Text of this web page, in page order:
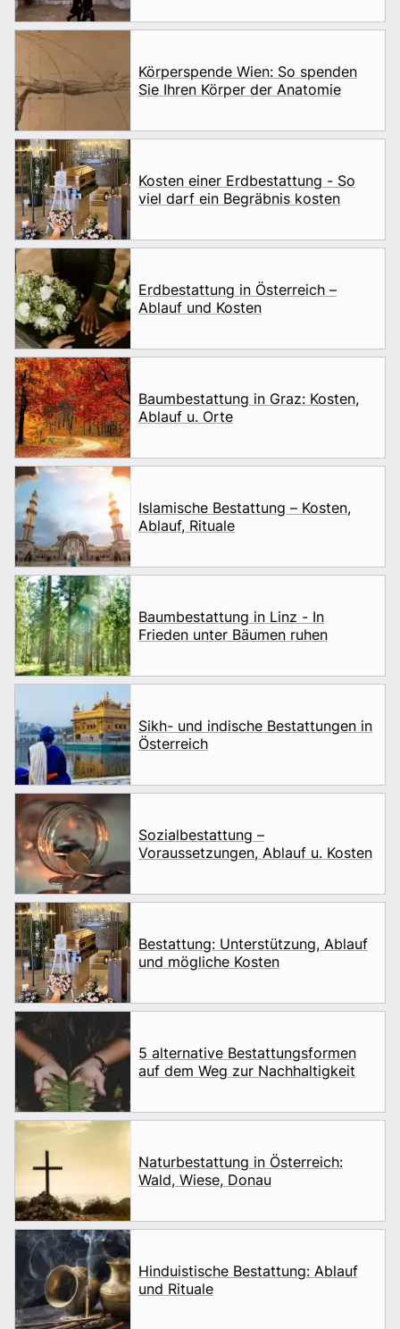
Körperspende Wien: So spenden
Sie Ihren Körper der Anatomie
Kosten einer Erdbestattung - So
viel darf ein Begräbnis kosten
Erdbestattung in Österreich –
Ablauf und Kosten
Baumbestattung in Graz: Kosten,
Ablauf u. Orte
Islamische Bestattung – Kosten,
Ablauf, Rituale
Baumbestattung in Linz - In
Frieden unter Bäumen ruhen
Sikh- und indische Bestattungen in
Österreich
Sozialbestattung –
Voraussetzungen, Ablauf u. Kosten
Bestattung: Unterstützung, Ablauf
und mögliche Kosten
5 alternative Bestattungsformen
auf dem Weg zur Nachhaltigkeit
Naturbestattung in Österreich:
Wald, Wiese, Donau
Hinduistische Bestattung: Ablauf
und Rituale